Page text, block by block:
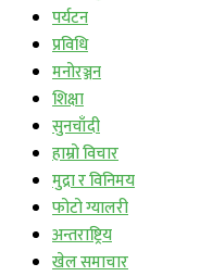
पर्यटन
प्रविधि
मनोरञ्जन
शिक्षा
सुनचाँदी
हाम्रो विचार
मुद्रा र विनिमय
फोटो ग्यालरी
अन्तराष्ट्रिय
खेल समाचार